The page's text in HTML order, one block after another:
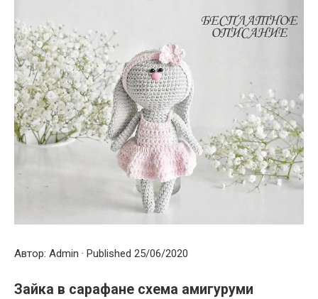
Автор: Admin · Published 25/06/2020
Зайка в сарафане схема амигуруми